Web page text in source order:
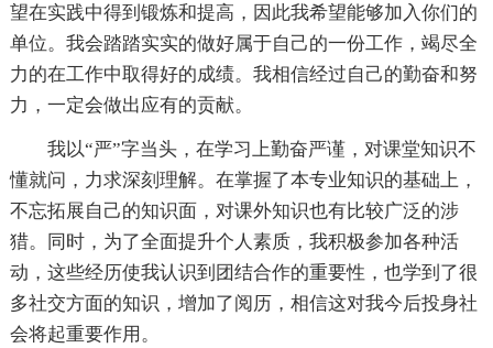
望在实践中得到锻炼和提高，因此我希望能够加入你们的
单位。我会踏踏实实的做好属于自己的一份工作，竭尽全
力的在工作中取得好的成绩。我相信经过自己的勤奋和努
力，一定会做出应有的贡献。
我以“严”字当头，在学习上勤奋严谨，对课堂知识不
懂就问，力求深刻理解。在掌握了本专业知识的基础上，
不忘拓展自己的知识面，对课外知识也有比较广泛的涉
猎。同时，为了全面提升个人素质，我积极参加各种活
动，这些经历使我认识到团结合作的重要性，也学到了很
多社交方面的知识，增加了阅历，相信这对我今后投身社
会将起重要作用。